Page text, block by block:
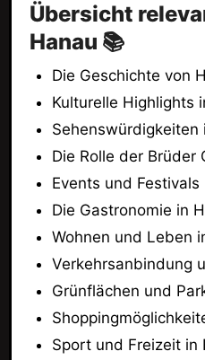
Übersicht
Hanau 📚
Die Geschichte von
Kulturelle Highlights
Sehenswürdigkeiten
Die Rolle der Brüder
Events und Festivals
Die Gastronomie in
Wohnen und Leben
Verkehrsanbindung
Grünflächen und
Sport und Freizeit in